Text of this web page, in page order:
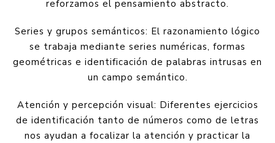
reforzamos el pensamiento abstracto.
Series y grupos semánticos: El razonamiento lógico
se trabaja mediante series numéricas, formas
geométricas e identificación de palabras intrusas en
un campo semántico.
Atención y percepción visual: Diferentes ejercicios
de identificación tanto de números como de letras
nos ayudan a focalizar la atención y practicar la